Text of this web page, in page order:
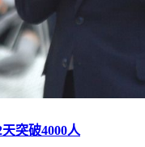
突破4000人